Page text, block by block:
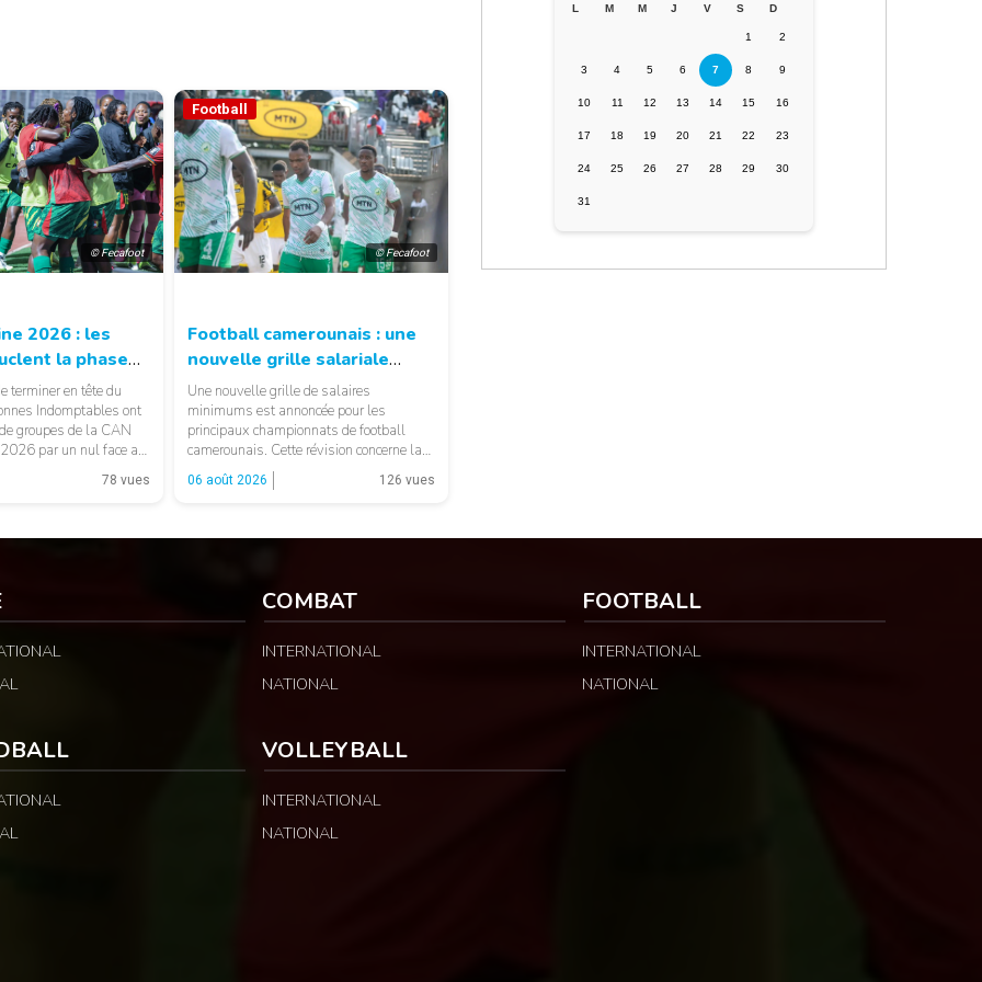
© Fecafoot
2026 : les
la phase
sans défaite
terminer en tête du
Indomptables ont
groupes de la CAN
par un nul face au
résultat qui permet
son
78 vues
© Fecafoot
Football
Football camerounais : une
nouvelle grille salariale
annoncée dans l’élite
Une nouvelle grille de salaires
minimums est annoncée pour les
principaux championnats de football
camerounais. Cette révision concerne la
MTN Elite One, la MTN Elite Two et la
Guinness Super League, avec des
06 août 2026 126 vues
L M M J V S D
1 2
3 4 5 6 7 8 9
10 11 12 13 14 15 16
17 18 19 20 21 22 23
24 25 26 27 28 29 30
31
COMBAT
INTERNATIONAL
NATIONAL
FOOTBALL
INTERNATIONAL
NATIONAL
VOLLEYBALL
INTERNATIONAL
NATIONAL